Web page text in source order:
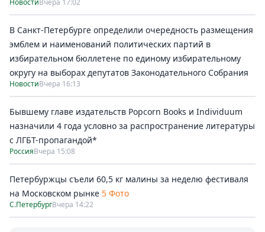
НовостиВчера 17:02
В Санкт-Петербурге определили очередность размещения
эмблем и наименований политических партий в
избирательном бюллетене по единому избирательному
округу на выборах депутатов Законодательного Собрания
НовостиВчера 16:13
Бывшему главе издательств Popcorn Books и Individuum
назначили 4 года условно за распространение литературы
с ЛГБТ-пропагандой*
РоссияВчера 15:08
Петербуржцы съели 60,5 кг малины за неделю фестиваля
на Московском рынке 5 Фото
С.ПетербургВчера 14:22